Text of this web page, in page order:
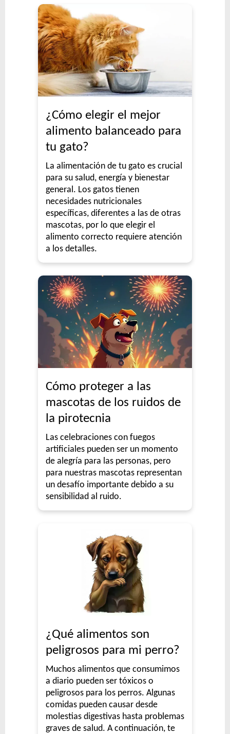
¿Cómo elegir el mejor
alimento balanceado para
tu gato?
La alimentación de tu gato es crucial
para su salud, energía y bienestar
general. Los gatos tienen
necesidades nutricionales
específicas, diferentes a las de otras
mascotas, por lo que elegir el
alimento correcto requiere atención
a los detalles.
Cómo proteger a las
mascotas de los ruidos de
la pirotecnia
Las celebraciones con fuegos
artificiales pueden ser un momento
de alegría para las personas, pero
para nuestras mascotas representan
un desafío importante debido a su
sensibilidad al ruido.
¿Qué alimentos son
peligrosos para mi perro?
Muchos alimentos que consumimos
a diario pueden ser tóxicos o
peligrosos para los perros. Algunas
comidas pueden causar desde
molestias digestivas hasta problemas
graves de salud. A continuación, te